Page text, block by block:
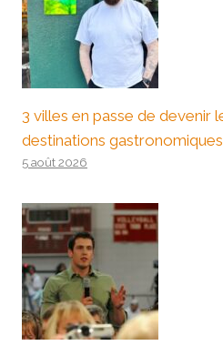
3 villes en passe de devenir
destinations gastronomiques
5 août 2026